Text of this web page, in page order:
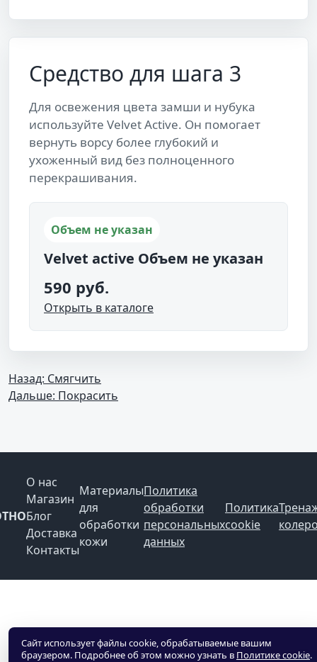
Сайт использует файлы cookie, обрабатываемые вашим
браузером. Подробнее об этом можно узнать в Политике cookie.
Средство для шага 3
Для освежения цвета замши и нубука
используйте Velvet Active. Он помогает
вернуть ворсу более глубокий и
ухоженный вид без полноценного
перекрашивания.
Объем не указан
Velvet active Объем не указан
590 руб.
Открыть в каталоге
Назад: Смягчить
Дальше: Покрасить
О нас
Магазин
Блог
Доставка
Контакты
Материалы
для
обработки
кожи
Политика
обработки
персональных
данных
Политика
cookie